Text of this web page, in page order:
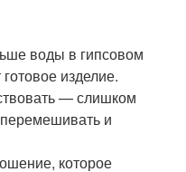
изделие.
— слишком
перемешивать и
которое
и прочность.